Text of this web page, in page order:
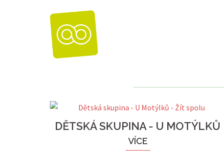
DĚTSKÁ SKUPINA - U MOTÝLKŮ
VÍCE